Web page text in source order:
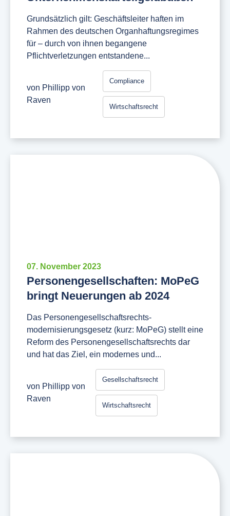
Grundsätzlich gilt: Geschäftsleiter haften im
Rahmen des deutschen Organhaftungsregimes
für – durch von ihnen begangene
Pflichtverletzungen entstandene...
von Phillipp von
Raven
Compliance
Wirtschaftsrecht
07. November 2023
Personengesellschaften: MoPeG
bringt Neuerungen ab 2024
Das Personengesellschaftsrechts-
modernisierungsgesetz (kurz: MoPeG) stellt eine
Reform des Personengesellschaftsrechts dar
und hat das Ziel, ein modernes und...
von Phillipp von
Raven
Gesellschaftsrecht
Wirtschaftsrecht